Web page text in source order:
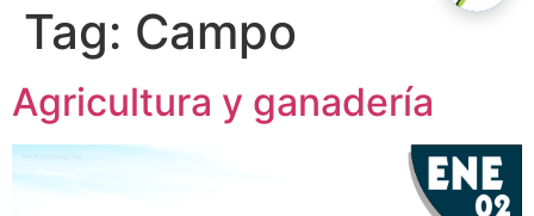
Tag: Campo
Agricultura y ganadería